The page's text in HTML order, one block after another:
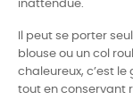
inattendue.
Il peut se porter
blouse ou un col
chaleureux, c’est
tout en conservant